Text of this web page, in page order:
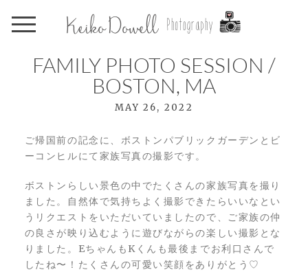
FAMILY PHOTO SESSION /
BOSTON, MA
MAY 26, 2022
ご帰国前の記念に、ボストンパブリックガーデンとビ
ーコンヒルにて家族写真の撮影です。
ボストンらしい景色の中でたくさんの家族写真を撮り
ました。自然体で気持ちよく撮影できたらいいなとい
うリクエストをいただいていましたので、ご家族の仲
の良さが映り込むように遊びながらの楽しい撮影とな
りました。EちゃんもKくんも最後までお利口さんで
したね〜！たくさんの可愛い笑顔をありがとう♡